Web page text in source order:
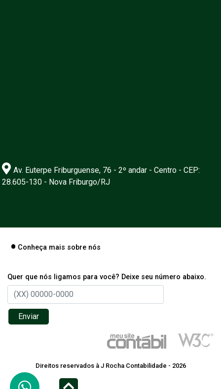
Av. Euterpe Friburguense, 76 - 2º andar - Centro - CEP:
28.605-130 - Nova Friburgo/RJ
Conheça mais sobre nós
Quer que nós ligamos para você? Deixe seu número abaixo.
Enviar
Direitos reservados à J Rocha Contabilidade - 2026